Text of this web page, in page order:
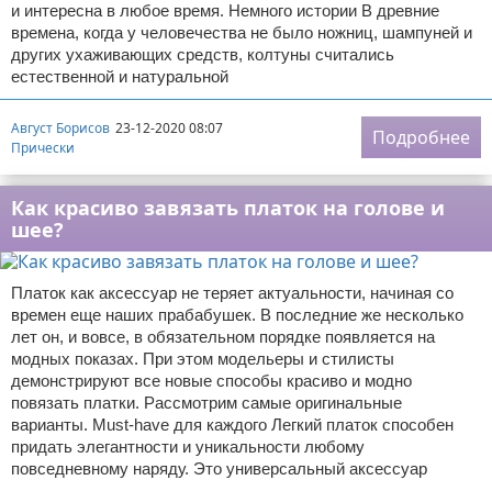
и интересна в любое время. Немного истории В древние
времена, когда у человечества не было ножниц, шампуней и
других ухаживающих средств, колтуны считались
естественной и натуральной
Август Борисов 23-12-2020 08:07
Прически
Подробнее
Как красиво завязать платок на голове и
шее?
Платок как аксессуар не теряет актуальности, начиная со
времен еще наших прабабушек. В последние же несколько
лет он, и вовсе, в обязательном порядке появляется на
модных показах. При этом модельеры и стилисты
демонстрируют все новые способы красиво и модно
повязать платки. Рассмотрим самые оригинальные
варианты. Must-have для каждого Легкий платок способен
придать элегантности и уникальности любому
повседневному наряду. Это универсальный аксессуар